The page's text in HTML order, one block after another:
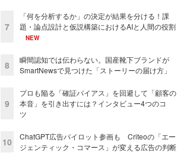
7
「何を分析するか」の決定が結果を分ける！課
題・論点設計と仮説構築におけるAIと人間の役割
NEW
8
瞬間認知では伝わらない。国産靴下ブランドが
SmartNewsで見つけた「ストーリーの届け方」
9
プロも陥る「確証バイアス」を回避して「顧客の
本音」を引き出すには？インタビュー4つのコ
ツ
10
ChatGPT広告パイロット参画も Criteoの「エー
ジェンティック・コマース」が変える広告の判断